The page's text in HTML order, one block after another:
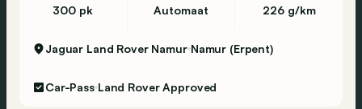
300 pk Automaat 226 g/km
Jaguar Land Rover Namur Namur (Erpent)
Car-Pass Land Rover Approved